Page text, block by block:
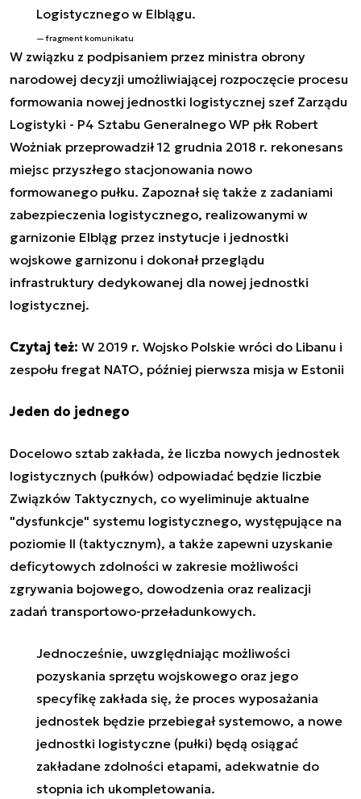
Logistycznego w Elblągu.
fragment komunikatu
W związku z podpisaniem przez ministra obrony
narodowej decyzji umożliwiającej rozpoczęcie procesu
formowania nowej jednostki logistycznej szef Zarządu
Logistyki - P4 Sztabu Generalnego WP płk Robert
Wożniak przeprowadził 12 grudnia 2018 r. rekonesans
miejsc przyszłego stacjonowania nowo
formowanego pułku. Zapoznał się także z zadaniami
zabezpieczenia logistycznego, realizowanymi w
garnizonie Elbląg przez instytucje i jednostki
wojskowe garnizonu i dokonał przeglądu
infrastruktury dedykowanej dla nowej jednostki
logistycznej.
Czytaj też: W 2019 r. Wojsko Polskie wróci do Libanu i
zespołu fregat NATO, później pierwsza misja w Estonii
Jeden do jednego
Docelowo sztab zakłada, że liczba nowych jednostek
logistycznych (pułków) odpowiadać będzie liczbie
Związków Taktycznych, co wyeliminuje aktualne
"dysfunkcje" systemu logistycznego, występujące na
poziomie II (taktycznym), a także zapewni uzyskanie
deficytowych zdolności w zakresie możliwości
zgrywania bojowego, dowodzenia oraz realizacji
zadań transportowo-przeładunkowych.
Jednocześnie, uwzględniając możliwości
pozyskania sprzętu wojskowego oraz jego
specyfikę zakłada się, że proces wyposażania
jednostek będzie przebiegał systemowo, a nowe
jednostki logistyczne (pułki) będą osiągać
zakładane zdolności etapami, adekwatnie do
stopnia ich ukompletowania.